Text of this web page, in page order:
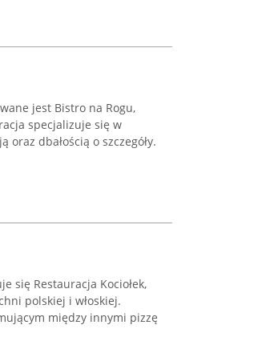
jest Bistro na Rogu,
specjalizuje się w
dbałością o szczegóły.
się Restauracja Kociołek,
polskiej i włoskiej.
między innymi pizzę